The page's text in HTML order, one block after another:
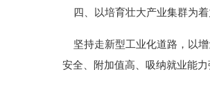
四、以培育壮大产业集群为
坚持走新型工业化道路，以增
安全、附加值高、吸纳就业能力